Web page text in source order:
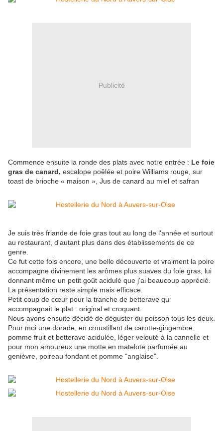
Publicité
Commence ensuite la ronde des plats avec notre entrée : Le foie
gras de canard, escalope poêlée et poire Williams rouge, sur
toast de brioche « maison », Jus de canard au miel et safran
Je suis très friande de foie gras tout au long de l'année et surtout
au restaurant, d'autant plus dans des établissements de ce
genre.
Ce fut cette fois encore, une belle découverte et vraiment la poire
accompagne divinement les arômes plus suaves du foie gras, lui
donnant même un petit goût acidulé que j'ai beaucoup apprécié.
La présentation reste simple mais efficace.
Petit coup de cœur pour la tranche de betterave qui
accompagnait le plat : original et croquant.
Nous avons ensuite décidé de déguster du poisson tous les deux.
Pour moi une dorade, en croustillant de carotte-gingembre,
pomme fruit et betterave acidulée, léger velouté à la cannelle et
pour mon amoureux une motte en matelote parfumée au
genièvre, poireau fondant et pomme "anglaise".